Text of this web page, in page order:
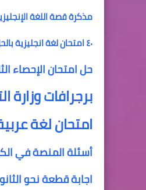
مذكرة قصة اللغة
٤٠ امتحان لغة انجليزية بالحل النموذجي لطلاب الصف الثالث الثانوى
حل امتحان الإحصاء
برجرافات وزارة
امتحان لغة عربية
أسئلة المنصة في
اجابة قطعة نحو